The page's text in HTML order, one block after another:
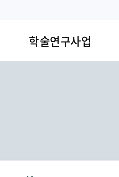
학술연구사업